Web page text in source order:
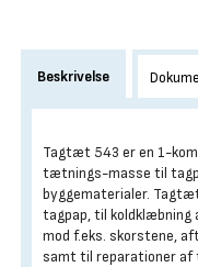
Beskrivelse
Tagtæt 543 er en 1-
tætnings-masse til
byggematerialer.
tagpap, til koldklæbning
mod f.eks. skorstene,
samt til reparationer af